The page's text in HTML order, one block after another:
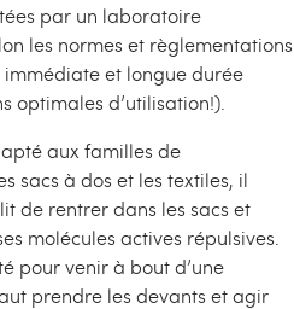
par un laboratoire
les normes et règlementations
immédiate et longue durée
optimales d’utilisation!).
aux familles de
sacs à dos et les textiles, il
de rentrer dans les sacs et
molécules actives répulsives.
pour venir à bout d’une
prendre les devants et agir